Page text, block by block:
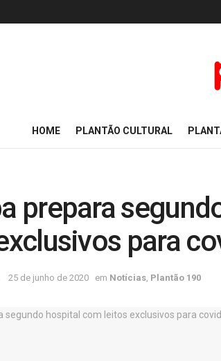
HOME PLANTÃO CULTURAL
prepara
para
25 de junho de 2020 em Notícias Plantão 190